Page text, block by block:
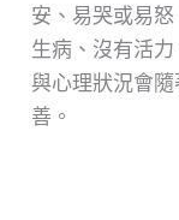
安、易哭或易
生病、沒有活
與心理狀況會
善。